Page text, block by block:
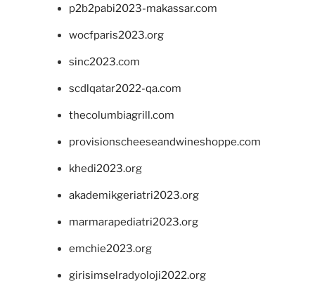
p2b2pabi2023-makassar.com
wocfparis2023.org
sinc2023.com
scdlqatar2022-qa.com
thecolumbiagrill.com
provisionscheeseandwineshoppe.com
khedi2023.org
akademikgeriatri2023.org
marmarapediatri2023.org
emchie2023.org
girisimselradyoloji2022.org